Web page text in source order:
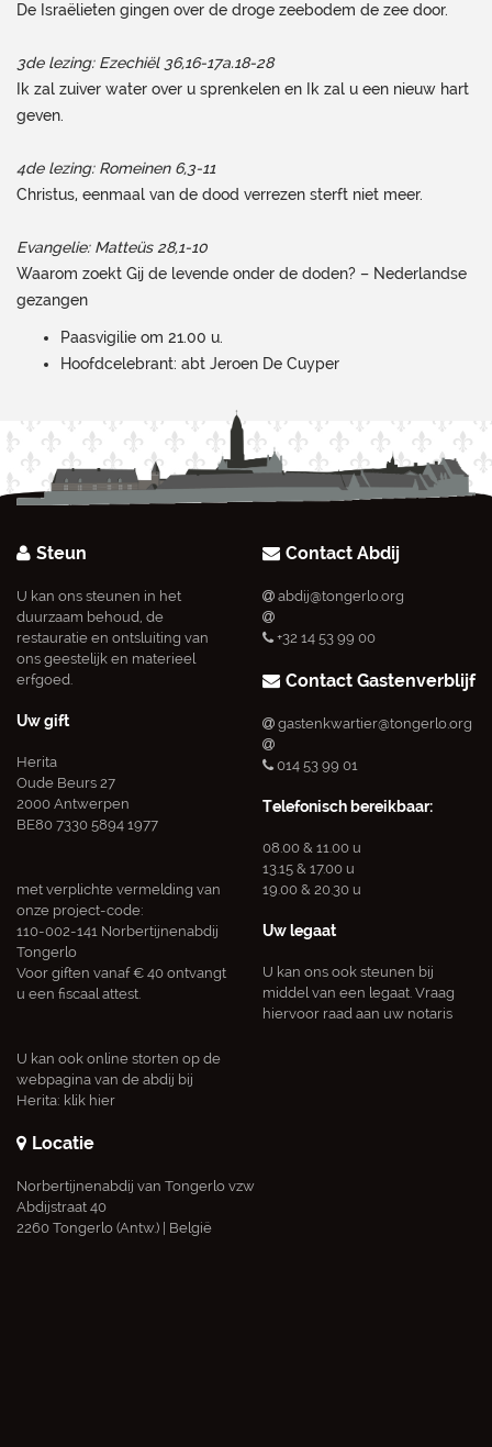
De Israëlieten gingen over de droge zeebodem de zee door.
3de lezing: Ezechiël 36,16-17a.18-28
Ik zal zuiver water over u sprenkelen en Ik zal u een nieuw hart
geven.
4de lezing: Romeinen 6,3-11
Christus, eenmaal van de dood verrezen sterft niet meer.
Evangelie: Matteüs 28,1-10
Waarom zoekt Gij de levende onder de doden? – Nederlandse
gezangen
Paasvigilie om 21.00 u.
Hoofdcelebrant: abt Jeroen De Cuyper
Steun
U kan ons steunen in het
duurzaam behoud, de
restauratie en ontsluiting van
ons geestelijk en materieel
erfgoed.
Uw gift
Herita
Oude Beurs 27
2000 Antwerpen
BE80 7330 5894 1977
met verplichte vermelding van
onze project-code:
110-002-141 Norbertijnenabdij
Tongerlo
Voor giften vanaf € 40 ontvangt
u een fiscaal attest.
U kan ook online storten op de
webpagina van de abdij bij
Herita: klik hier
Contact Abdij
abdij@tongerlo.org
+32 14 53 99 00
Contact Gastenverblijf
gastenkwartier@tongerlo.org
014 53 99 01
Telefonisch bereikbaar:
08.00 & 11.00 u
13.15 & 17.00 u
19.00 & 20.30 u
Uw legaat
U kan ons ook steunen bij
middel van een legaat. Vraag
hiervoor raad aan uw notaris
Locatie
Norbertijnenabdij van Tongerlo vzw
Abdijstraat 40
2260 Tongerlo (Antw.) | België